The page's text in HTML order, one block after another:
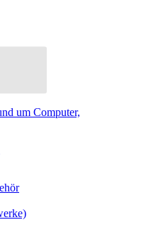
um Computer,